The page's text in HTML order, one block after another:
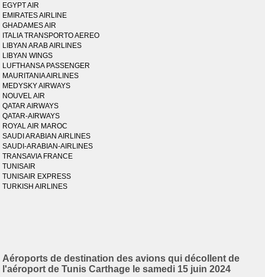
EGYPT AIR
EMIRATES AIRLINE
GHADAMES AIR
ITALIA TRANSPORTO AEREO
LIBYAN ARAB AIRLINES
LIBYAN WINGS
LUFTHANSA PASSENGER
MAURITANIA AIRLINES
MEDYSKY AIRWAYS
NOUVEL AIR
QATAR AIRWAYS
QATAR-AIRWAYS
ROYAL AIR MAROC
SAUDI ARABIAN AIRLINES
SAUDI-ARABIAN-AIRLINES
TRANSAVIA FRANCE
TUNISAIR
TUNISAIR EXPRESS
TURKISH AIRLINES
Aéroports de destination des avions qui décollent de
l'aéroport de Tunis Carthage le samedi 15 juin 2024